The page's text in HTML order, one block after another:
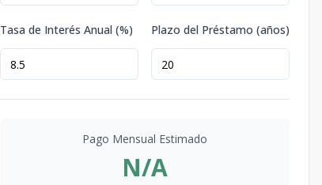
Tasa de Interés Anual (%) Plazo del Préstamo (años)
Pago Mensual Estimado
N/A